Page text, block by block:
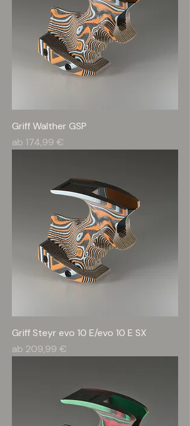
Griff Walther GSP
ab 174,99 €
Sale-Preis
Griff Steyr evo 10 E/evo 10 E SX
ab 209,99 €
Sale-Preis